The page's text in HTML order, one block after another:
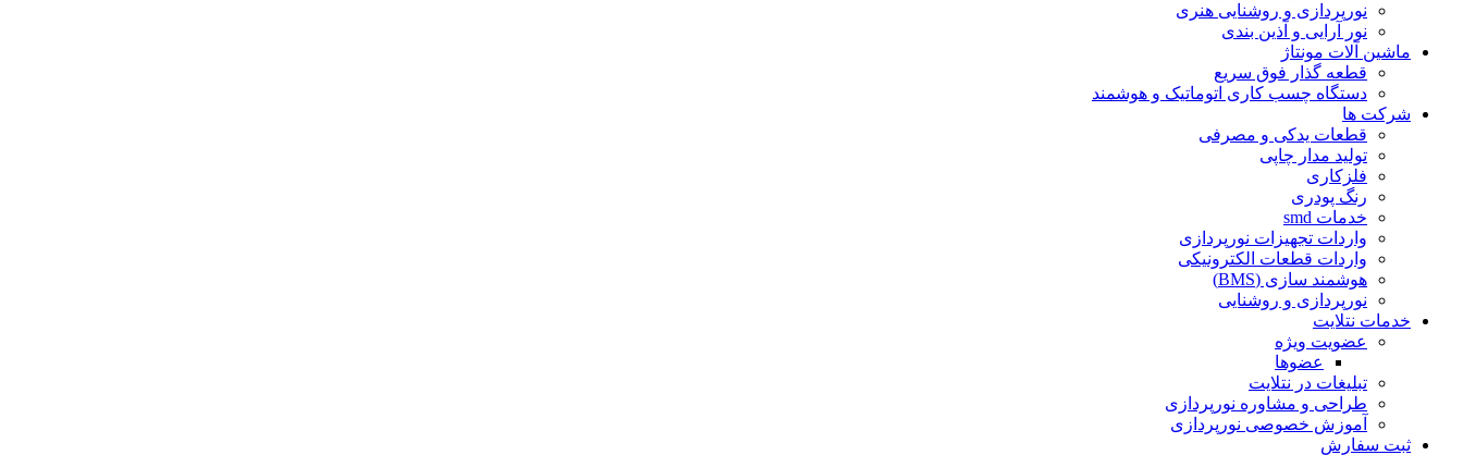
نورپردازی و روشنایی هنری
نور آرایی و آذین بندی
ماشین آلات مونتاژ
قطعه گذار فوق سریع
دستگاه چسب کاری اتوماتیک و هوشمند
شرکت ها
قطعات یدکی و مصرفی
تولید مدار چاپی
فلزکاری
رنگ پودری
خدمات smd
واردات تجهیزات نورپردازی
واردات قطعات الکترونیکی
هوشمند سازی (BMS)
نورپردازی و روشنایی
خدمات نتلایت
عضویت ویژه
عضوها
تبلیغات در نتلایت
طراحی و مشاوره نورپردازی
آموزش خصوصی نورپردازی
ثبت سفارش